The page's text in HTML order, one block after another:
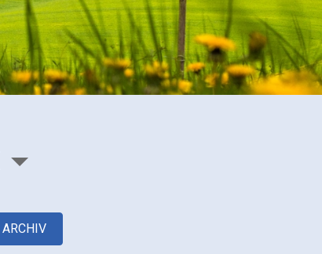
ARCHIV